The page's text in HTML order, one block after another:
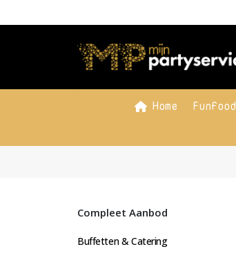
Home Funfood
Compleet Aanbod
Buffetten & Catering